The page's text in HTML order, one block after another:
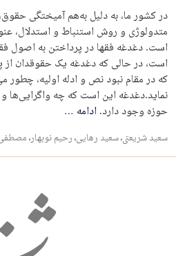
در کشور ما، به‌ دلیل به‌هم آمیختگی
متدولوژی و روش استنباط و استدلال،
است. دغدغه‌ فقها در پرداختن به اصول
است، در حالی‌ که دغدغه‌ یک حقوقدان
که در مقام نبود نص و ادله‌ اولیه،
نماید.دغدغه‌ این است که چه واگرایی‌ها
حوزه وجود دارد.ادامه …
سعید شریعتی،سعید رهایی،رحیم نوبهار،